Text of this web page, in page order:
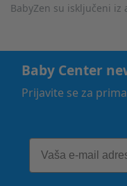
BabyZen su isključeni iz
Baby Center
Prijavite se za